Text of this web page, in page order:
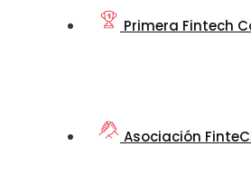
Primera Fintech
Asociación